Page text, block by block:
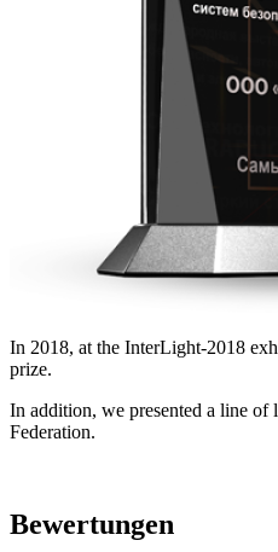
In 2018, at the InterLight-2018
prize.
In addition, we presented a line of
Federation.
Bewertungen